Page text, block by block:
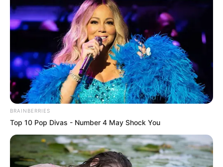
BRAINBERRIES
Top 10 Pop Divas - Number 4 May Shock You